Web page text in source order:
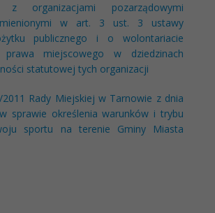
z organizacjami pozarządowymi
w art. 3 ust. 3 ustawy
publicznego i o wolontariacie
miejscowego w dziedzinach
statutowej tych organizacji
2011 Rady Miejskiej w Tarnowie z dnia
sprawie określenia warunków i trybu
sportu na terenie Gminy Miasta